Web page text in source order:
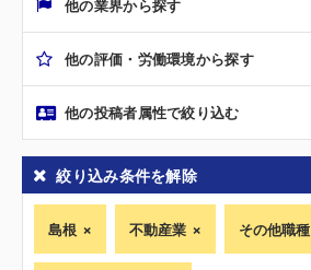
他の業界から探す
他の評価・労働環境から探す
他の投稿者属性で絞り込む
絞り込み条件を解除
島根 不動産業 その他職種